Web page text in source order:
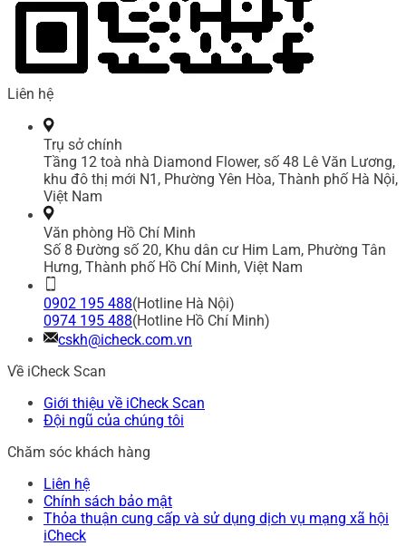
Liên hệ
Trụ sở chính
Tầng 12 toà nhà Diamond Flower, số 48 Lê Văn Lương,
khu đô thị mới N1, Phường Yên Hòa, Thành phố Hà Nội,
Việt Nam
Văn phòng Hồ Chí Minh
Số 8 Đường số 20, Khu dân cư Him Lam, Phường Tân
Hưng, Thành phố Hồ Chí Minh, Việt Nam
0902 195 488(Hotline Hà Nội)
0974 195 488(Hotline Hồ Chí Minh)
cskh@icheck.com.vn
Về iCheck Scan
Giới thiệu về iCheck Scan
Đội ngũ của chúng tôi
Chăm sóc khách hàng
Liên hệ
Chính sách bảo mật
Thỏa thuận cung cấp và sử dụng dịch vụ mạng xã hội
iCheck